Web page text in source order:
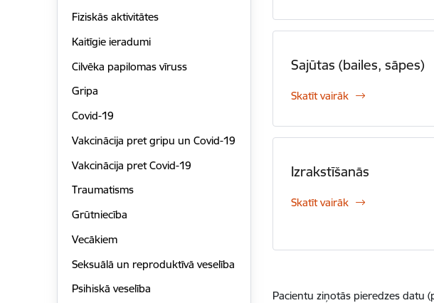
Fiziskās aktivitātes
Kaitīgie ieradumi
Cilvēka papilomas vīruss
Gripa
Covid-19
Vakcinācija pret gripu un Covid-19
Vakcinācija pret Covid-19
Traumatisms
Grūtniecība
Vecākiem
Seksuālā un reproduktīvā veselība
Psihiskā veselība
Sajūtas (bailes, sāpes)
Skatīt vairāk
Izrakstīšanās
Skatīt vairāk
Pacientu ziņotās pieredzes datu